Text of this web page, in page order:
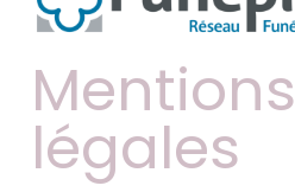
Mentions
légales